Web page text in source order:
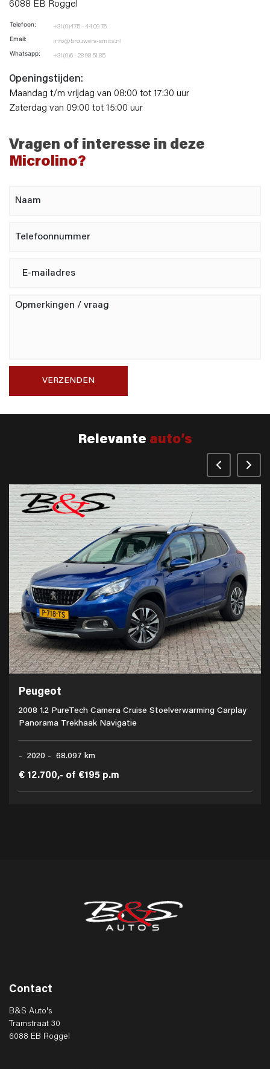
6088 EB Roggel
Telefoon: +31 (0)475 - 44 09 76
Email: info@brouwers-smits.nl
Whatsapp: +31 (0)6 - 28 98 51 85
Openingstijden:
Maandag t/m vrijdag van 08:00 tot 17:30 uur
Zaterdag van 09:00 tot 15:00 uur
Vragen of interesse in deze
Microlino?
VERZENDEN
Relevante auto’s
Peugeot
2008 1.2 PureTech Camera Cruise Stoelverwarming Carplay
Panorama Trekhaak Navigatie
- 2020 - 68.097 km
€ 12.700,- of €195 p.m
Contact
B&S Auto's
Tramstraat 30
6088 EB Roggel